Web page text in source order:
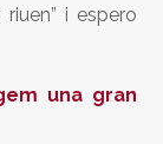
i espero
una gran